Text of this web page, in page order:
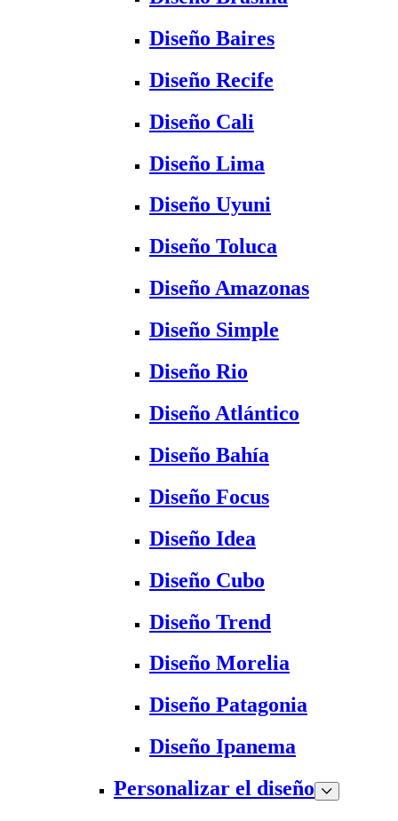
Diseño Baires
Diseño Recife
Diseño Cali
Diseño Lima
Diseño Uyuni
Diseño Toluca
Diseño Amazonas
Diseño Simple
Diseño Rio
Diseño Atlántico
Diseño Bahía
Diseño Focus
Diseño Idea
Diseño Cubo
Diseño Trend
Diseño Morelia
Diseño Patagonia
Diseño Ipanema
Personalizar el diseño